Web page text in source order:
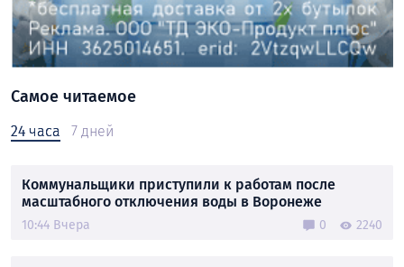
Самое читаемое
24 часа 7 дней
Коммунальщики приступили к работам после
масштабного отключения воды в Воронеже
10:44 Вчера 0 2240